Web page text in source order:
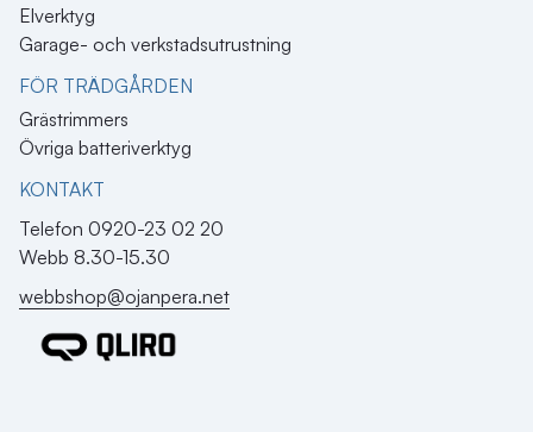
Elverktyg
Garage- och verkstadsutrustning
FÖR TRÄDGÅRDEN
Grästrimmers
Övriga batteriverktyg
KONTAKT​
Telefon 0920-23 02 20
Webb 8.30-15.30
webbshop@ojanpera.net